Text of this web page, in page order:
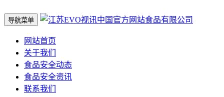
导航菜单
网站首页
关于我们
食品安全动态
食品安全资讯
联系我们